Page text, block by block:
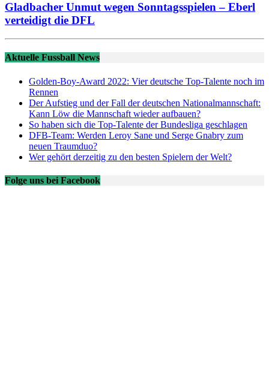
Gladbacher Unmut wegen Sonntagsspielen – Eberl
verteidigt die DFL
Aktuelle Fussball News
Golden-Boy-Award 2022: Vier deutsche Top-Talente noch im
Rennen
Der Aufstieg und der Fall der deutschen Nationalmannschaft:
Kann Löw die Mannschaft wieder aufbauen?
So haben sich die Top-Talente der Bundesliga geschlagen
DFB-Team: Werden Leroy Sane und Serge Gnabry zum
neuen Traumduo?
Wer gehört derzeitig zu den besten Spielern der Welt?
Folge uns bei Facebook